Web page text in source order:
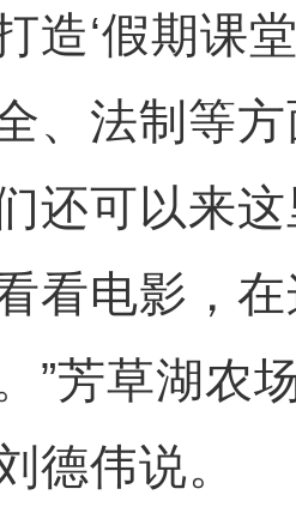
造‘假期课
、法制等
还可以来
看电影，
”芳草湖农
德伟说。